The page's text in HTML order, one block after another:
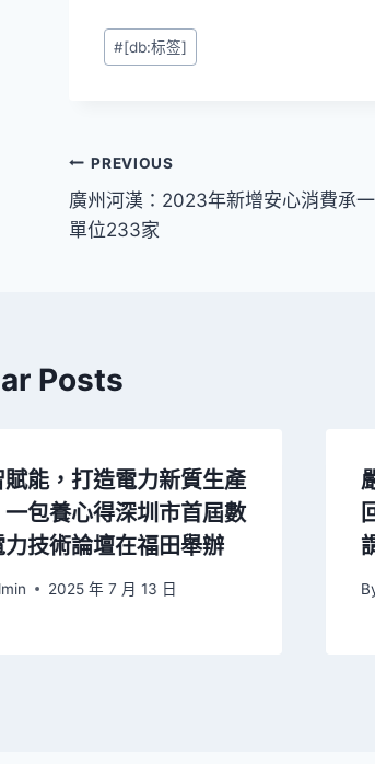
Post
Tags:
#[db:标签]
文
章
PREVIOUS
廣州河漢：2023年新增安心消費承
單位233家
Posts
賦能，打造電力新質生產
一包養心得深圳市首屆數
力技術論壇在福田舉辦
2025 年 7 月 13 日